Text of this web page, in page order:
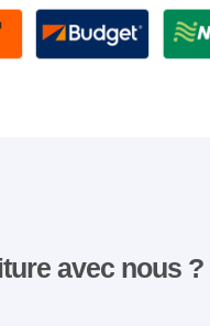
avec nous ?